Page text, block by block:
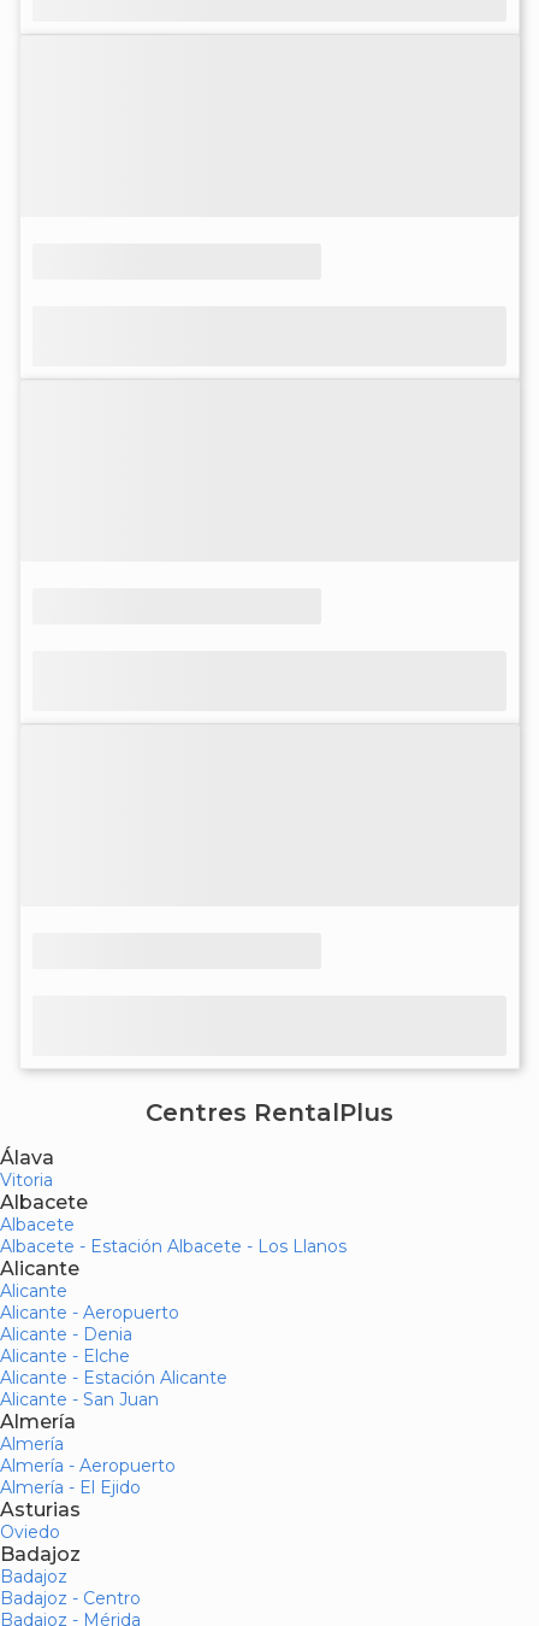
Centres RentalPlus
Álava
Vitoria
Albacete
Albacete
Albacete - Estación Albacete - Los Llanos
Alicante
Alicante
Alicante - Aeropuerto
Alicante - Denia
Alicante - Elche
Alicante - Estación Alicante
Alicante - San Juan
Almería
Almería
Almería - Aeropuerto
Almería - El Ejido
Asturias
Oviedo
Badajoz
Badajoz
Badajoz - Centro
Badajoz - Mérida